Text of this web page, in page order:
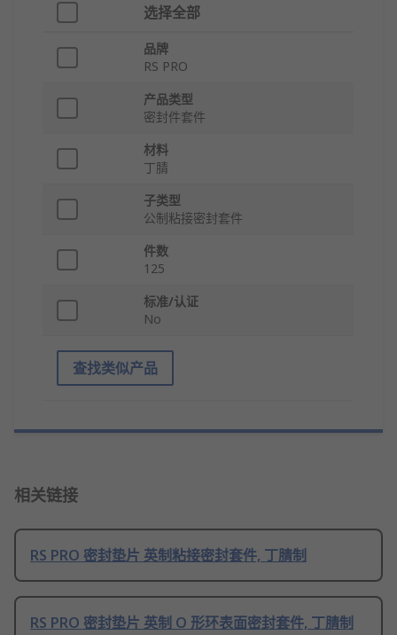
选择全部
品牌
RS PRO
产品类型
密封件套件
材料
丁腈
子类型
公制粘接密封套件
件数
125
标准/认证
No
查找类似产品
相关链接
RS PRO 密封垫片 英制粘接密封套件, 丁腈制
RS PRO 密封垫片 英制 O 形环表面密封套件, 丁腈制